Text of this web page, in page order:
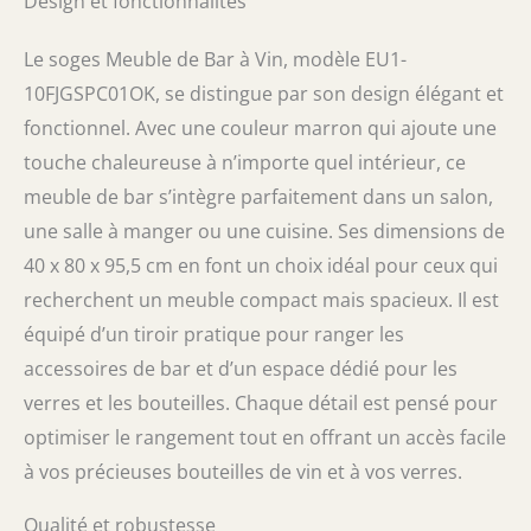
essentiels de cuisine. Il suffit d'ouvrir la porte
de vin sont accessibles cet armoire à vin
polyvalent pour salle à manger peut être
utilisé comme meuble de bar à vin ou buffet
dans le salon, la salle à manger et la cuisine.
Avec un design moderne, l'armoire offre une
utilisation multi-occasions et multi-scènes. Ce
buffet / meuble de bar à vin est facile à
assembler, facile à utiliser avec des outils
selon les instructions fournies dans le colis.
Pour toute question sur les buffets, n'hésitez
pas à nous le faire savoir et nous vous
répondrons sous 24 heures.
Le soges Meuble de Bar à Vin, modèle EU1-
10FJGSPC01OK, se distingue par son design élégant et
fonctionnel. Avec une couleur marron qui ajoute une
touche chaleureuse à n’importe quel intérieur, ce
meuble de bar s’intègre parfaitement dans un salon,
une salle à manger ou une cuisine. Ses dimensions de
40 x 80 x 95,5 cm en font un choix idéal pour ceux qui
recherchent un meuble compact mais spacieux. Il est
équipé d’un tiroir pratique pour ranger les
accessoires de bar et d’un espace dédié pour les
verres et les bouteilles. Chaque détail est pensé pour
optimiser le rangement tout en offrant un accès facile
à vos précieuses bouteilles de vin et à vos verres.
Qualité et robustesse